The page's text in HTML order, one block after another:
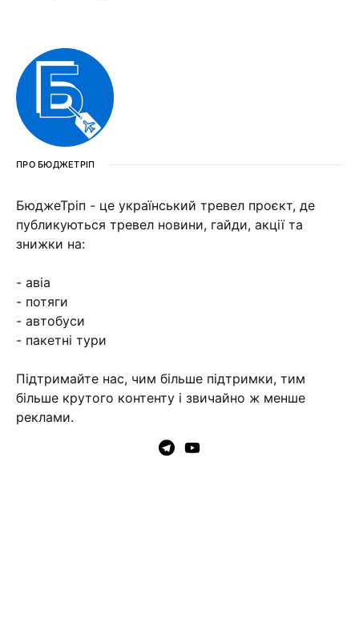
ПРО БЮДЖЕТРІП
БюджеТріп - це український тревел проєкт, де
публикуються тревел новини, гайди, акції та
знижки на:
- авіа
- потяги
- автобуси
- пакетні тури
Підтримайте нас, чим більше підтримки, тим
більше крутого контенту і звичайно ж менше
реклами.